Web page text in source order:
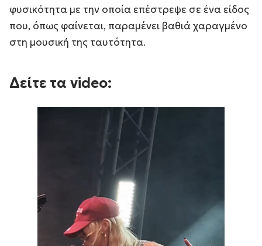
φυσικότητα με την οποία επέστρεψε σε ένα είδος
που, όπως φαίνεται, παραμένει βαθιά χαραγμένο
στη μουσική της ταυτότητα.
Δείτε τα video: